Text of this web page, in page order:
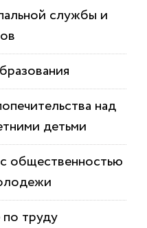
службы и
над
детьми
общественностью
труду